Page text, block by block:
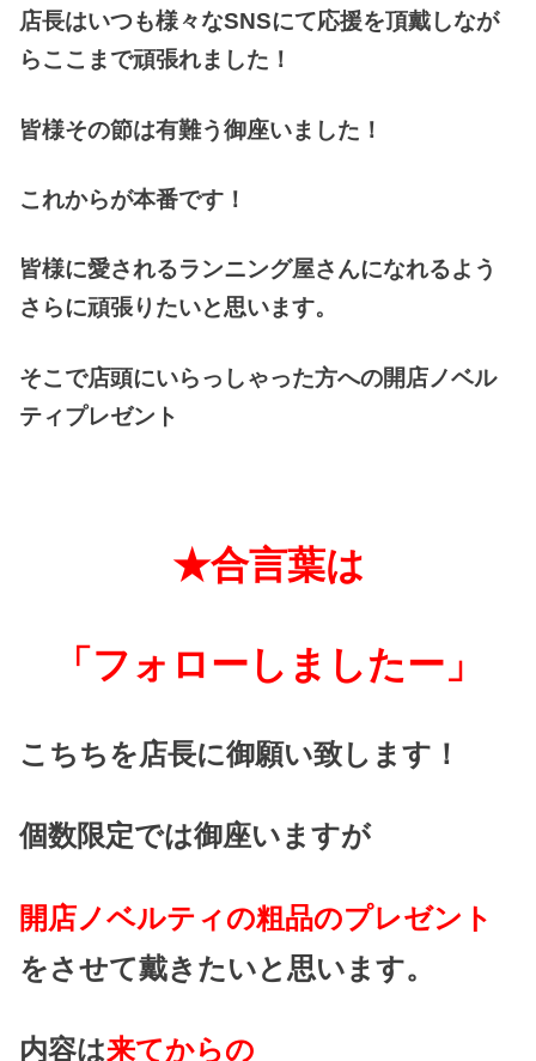
店長はいつも様々なSNSにて応援を頂戴しなが
らここまで頑張れました！
皆様その節は有難う御座いました！
これからが本番です！
皆様に愛されるランニング屋さんになれるよう
さらに頑張りたいと思います。
そこで店頭にいらっしゃった方への開店ノベル
ティプレゼント
★合言葉は
「フォローしましたー」
こちちを店長に御願い致します！
個数限定では御座いますが
開店ノベルティの粗品のプレゼント
をさせて戴きたいと思います。
内容は来てからの